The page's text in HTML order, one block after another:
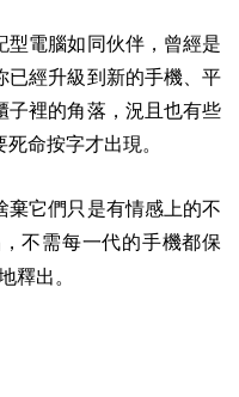
型電腦如同伙伴，曾經是
已經升級到新的手機、平
子裡的角落，況且也有些
命按字才出現。
棄它們只是有情感上的不
不需每一代的手機都保
釋出。